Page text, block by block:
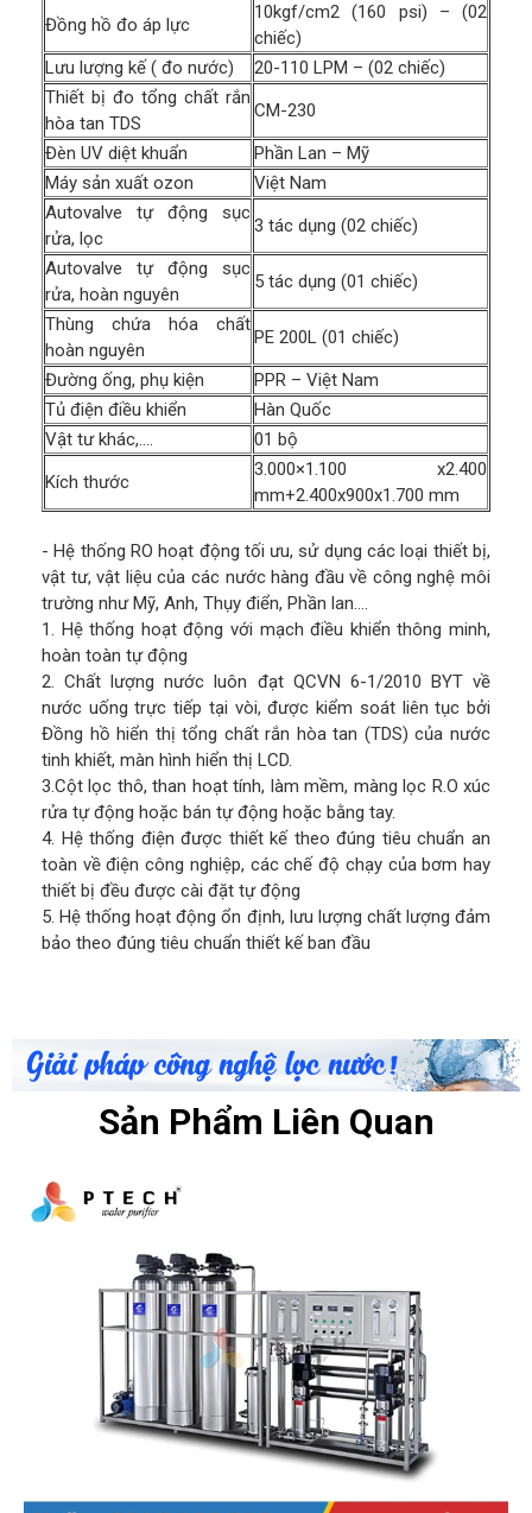
Đồng hồ đo áp lực
10kgf/cm2 (160 psi) – (02
chiếc)
Lưu lượng kế ( đo nước)
20-110 LPM – (02 chiếc)
Thiết bị đo tổng chất rắn
hòa tan TDS
CM-230
Đèn UV diệt khuẩn
Phần Lan – Mỹ
Máy sản xuất ozon
Việt Nam
Autovalve tự động sục
rửa, lọc
3 tác dụng (02 chiếc)
Autovalve tự động sục
rửa, hoàn nguyên
5 tác dụng (01 chiếc)
Thùng chứa hóa chất
hoàn nguyên
PE 200L (01 chiếc)
Đường ống, phụ kiện
PPR – Việt Nam
Tủ điện điều khiển
Hàn Quốc
Vật tư khác,….
01 bộ
Kích thước
3.000×1.100 x2.400
mm+2.400x900x1.700 mm
- Hệ thống RO hoạt động tối ưu, sử dụng các loại thiết bị,
vật tư, vật liệu của các nước hàng đầu về công nghệ môi
trường như Mỹ, Anh, Thụy điển, Phần lan….
1. Hệ thống hoạt động với mạch điều khiển thông minh,
hoàn toàn tự động
2. Chất lượng nước luôn đạt QCVN 6-1/2010 BYT về
nước uống trực tiếp tại vòi, được kiểm soát liên tục bởi
Đồng hồ hiển thị tổng chất rắn hòa tan (TDS) của nước
tinh khiết, màn hình hiển thị LCD.
3.Cột lọc thô, than hoạt tính, làm mềm, màng lọc R.O xúc
rửa tự động hoặc bán tự động hoặc bằng tay.
4. Hệ thống điện được thiết kế theo đúng tiêu chuẩn an
toàn về điện công nghiệp, các chế độ chạy của bơm hay
thiết bị đều được cài đặt tự động
5. Hệ thống hoạt động ổn định, lưu lượng chất lượng đảm
bảo theo đúng tiêu chuẩn thiết kế ban đầu
Sản Phẩm Liên Quan